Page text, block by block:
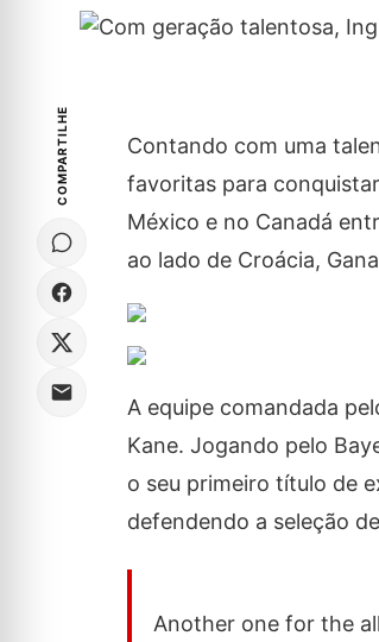
COMPARTILHE
Contando com uma
favoritas para
México e no Canadá
ao lado de Croácia,
A equipe comandada
Kane. Jogando pelo
o seu primeiro título de
defendendo a seleção
Another one for the